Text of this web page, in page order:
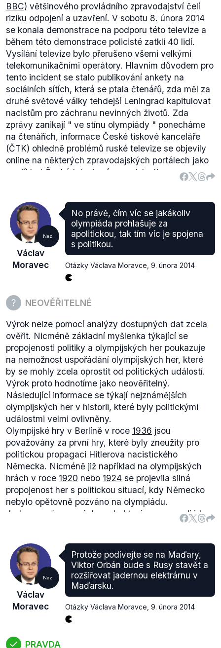
BBC) většinového provládního zpravodajství čelí
riziku odpojení a uzavření. V sobotu 8. února 2014
se konala demonstrace na podporu této televize a
během této demonstrace policisté zatkli 40 lidí.
Vysílání televize bylo přerušeno všemi velkými
telekomunikačními operátory. Hlavním důvodem pro
tento incident se stalo publikování ankety na
sociálních sítích, která se ptala čtenářů, zda měl za
druhé světové války tehdejší Leningrad kapitulovat
nacistům pro záchranu nevinných životů. Zda
zprávy zanikají " ve stínu olympiády " ponecháme
na čtenářích, informace České tiskové kanceláře
(ČTK) ohledně problémů ruské televize se objevily
online na některých zpravodajských portálech jako
například Česká televize
(v souvislosti s
, deník
další, ze zahraničních zpravodajství potom například
BBC,The New York Times ,Financial Times,The
Guardian
Gazeta Wyborcza a další. Pravdou ovšem
je, že o demonstracích z 8. února 2014 nelze nalézt
informace na všech zpravodajských portálech. Ani
televiznímu pokrytí se takové zprávy nevyrovnají.
Jako příklad lze uvést
délce až 14 hodin denně, 16 dní nepřetržitého
Nez.
Václav
Moravec
No právě, čím víc se jakákoliv
olympiáda prohlašuje za
apolitickou, tak tím víc je spojena
s politikou.
Otázky Václava Moravce 9. února 2014
NEOVĚŘITELNÉ
Výrok nelze pomocí analýzy dostupných dat zcela
ověřit. Nicméně základní myšlenka týkající se
propojenosti politiky a olympijských her poukazuje
na nemožnost uspořádání olympijských her, které
by se mohly zcela oprostit od politických událostí.
Výrok proto hodnotíme jako neověřitelný.
Následující informace se týkají nejznámějších
olympijských her v historii, které byly politickými
událostmi velmi ovlivněny.
Olympijské hry v Berlíně v roce 1936 jsou
považovány za první hry, které byly zneužity pro
politickou propagaci Hitlerova nacistického
Německa. Nicméně již například na olympijských
hrách v roce 1920 nebo 1924 se projevila silná
propojenost her s politickou situací, kdy Německo
nebylo opětovně pozváno na olympiádu.
Jednou z významných osob, které prosazovaliideu
který do tohoto úřadu nastoupil v roce 1929.
Přesto i následující olympijské hry často nesly odraz
politické situace a událostí v jednotlivých zemích.
Příkladem může být olympiáda v Melbourne v roce
1956známá svým zápasem vodního póla mezi
Maďarskem a SSSR často přezdívaným také
Melbournská krvavá lázeň.
Jižní Afrika kvůli apartheidu a nebyla pozvána až do
Nez.
Václav
Moravec
Protože podívejte se na Maďary,
Viktor Orbán bude s Rusy stavět a
rozšiřovat jadernou elektrárnu v
Maďarsku.
Otázky Václava Moravce 9. února 2014
PRAVDA